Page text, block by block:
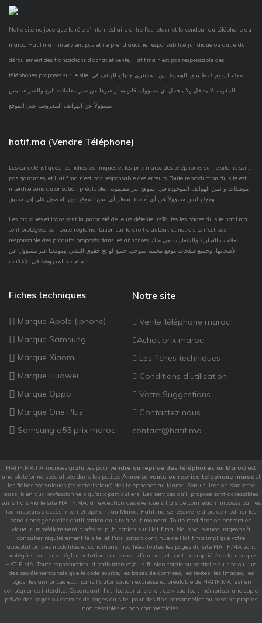
Notre site ne joue que le rôle d’intermédiaire entre l’acheteur et le vendeur du téléphone au
maroc. Hatif.ma n’intervient pas et ne prend aucune responsabilité juridique ou autre du
déroulement des transactions d’achat et vente, Hatif.ma n’est pas responsable des
téléphones proposés sur le site. موقعنا يقوم فقط بدور الوسيط بين المشتري والبائع للهاتف في
المغرب. لا يتدخل ولا يتحمل أي مسؤولية قانونية أو غيرها عن سير معاملات البيع والشراء، ليس
hatif.ma (Vendre Téléphone)
Les caractéristiques, les fiches techniques et les prix maroc des téléphones sur le site ne sont
pas garanties, et Hatif.ma n'est pas responsable des erreurs. Toute reproduction du site est
interdite sans autorisation préalable. موصفات و ثمن الهواتف الموجودة في الموقع غير مضمونة،
Les marques et logos sont la propriété de leurs détenteurs.Toutes les pages du site hatif.ma
sont protégées par toute réglementation sur le droit d’auteur, et notre site n’est pas
responsable des produits proposés dans les annonces. العلامات التجارية والشعارات هي ملك
لأصحابها، وجميع صفحات موقع محمية بموجب جميع لوائح حقوق النشر، وموقعنا غير مسؤول عن
Fiches techniques
Marque Apple (iphone)
Marque Samsung
Marque Xiaomi
Marque Huawei
Marque Oppo
Marque One Plus
Samsung a55 prix maroc
Notre site
Vente téléphone maroc
Achat prix maroc
Les fiches techniques
Conditions d'utilisation
Votre Suggestions
Contactez nous
contact@hatif.ma
HATIF.MA ( Annonces gratuites pour vendre ou reprise des téléphones au Maroc) est
une plateforme spécialisée dans les petites Annonce vente ou reprise telephone marocet
les fiches techniques (caractéristique) des téléphones au Maroc. Son utilisation s'adresse
aussi bien aux professionnels qu'aux particuliers. Les services qu'il propose sont accessibles
sans frais via le site HATIF.MA, à l'exception des éventuels frais de connexion imposés par les
fournisseurs d'accès internet opérant au Maroc, Hatif.ma se réserve le droit de modifier les
conditions générales d'utilisation du site à tout moment. Toute modification entrera en
vigueur immédiatement après sa publication sur Hatif.ma. Nous vous encourageons à
consulter régulièrement le site, et l'utilisation continue de Hatif.ma implique votre
acceptation des modalités et conditions modifiées.Toutes les pages du site HATIF.MA sont
protégées par toute réglementation sur le droit d’auteur, et sont la propriété de la marque
HATIF.MA. Toute reproduction, distribution et/ou diffusion totale ou partielle du site ou l'un
des ses éléments tels que le code source, les bases de données, les textes, les images, les
logos, les annonces etc.. sans l’autorisation expresse et préalable de HATIF.MA, est en
conséquence interdite. Cependant, l'utilisateur a le droit de visualiser, mémoriser une copie
privée des pages ou extraits de pages du site, pour des fins personnelles ou besoins propres
non cessibles et non commerciales.